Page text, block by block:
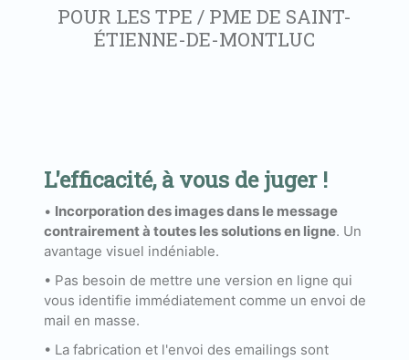
POUR LES TPE / PME DE SAINT-
ÉTIENNE-DE-MONTLUC
L'efficacité, à vous de juger !
• Incorporation des images dans le message
contrairement à toutes les solutions en ligne. Un
avantage visuel indéniable.
• Pas besoin de mettre une version en ligne qui
vous identifie immédiatement comme un envoi de
mail en masse.
• La fabrication et l'envoi des emailings sont